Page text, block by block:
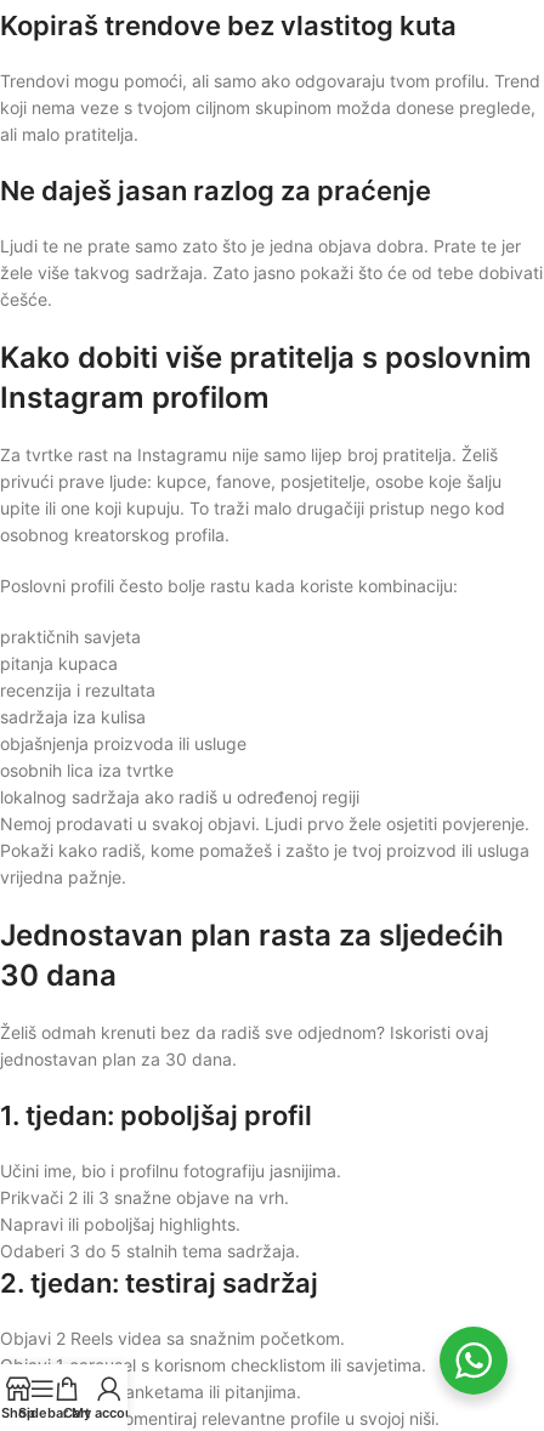
Kopiraš trendove bez vlastitog kuta
Trendovi mogu pomoći, ali samo ako odgovaraju tvom profilu. Trend
koji nema veze s tvojom ciljnom skupinom možda donese preglede,
ali malo pratitelja.
Ne daješ jasan razlog za praćenje
Ljudi te ne prate samo zato što je jedna objava dobra. Prate te jer
žele više takvog sadržaja. Zato jasno pokaži što će od tebe dobivati
češće.
Kako dobiti više pratitelja s poslovnim
Instagram profilom
Za tvrtke rast na Instagramu nije samo lijep broj pratitelja. Želiš
privući prave ljude: kupce, fanove, posjetitelje, osobe koje šalju
upite ili one koji kupuju. To traži malo drugačiji pristup nego kod
osobnog kreatorskog profila.
Poslovni profili često bolje rastu kada koriste kombinaciju:
praktičnih savjeta
pitanja kupaca
recenzija i rezultata
sadržaja iza kulisa
objašnjenja proizvoda ili usluge
osobnih lica iza tvrtke
lokalnog sadržaja ako radiš u određenoj regiji
Nemoj prodavati u svakoj objavi. Ljudi prvo žele osjetiti povjerenje.
Pokaži kako radiš, kome pomažeš i zašto je tvoj proizvod ili usluga
vrijedna pažnje.
Jednostavan plan rasta za sljedećih
30 dana
Želiš odmah krenuti bez da radiš sve odjednom? Iskoristi ovaj
jednostavan plan za 30 dana.
1. tjedan: poboljšaj profil
Učini ime, bio i profilnu fotografiju jasnijima.
Prikvači 2 ili 3 snažne objave na vrh.
Napravi ili poboljšaj highlights.
Odaberi 3 do 5 stalnih tema sadržaja.
2. tjedan: testiraj sadržaj
Objavi 2 Reels videa sa snažnim početkom.
Objavi 1 carousel s korisnom checklistom ili savjetima.
Koristi Stories s anketama ili pitanjima.
Svakodnevno komentiraj relevantne profile u svojoj niši.
ShopSidebarCart
My account